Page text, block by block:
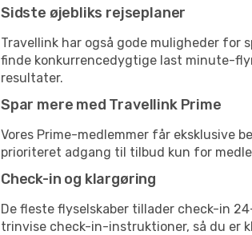
Sidste øjebliks rejseplaner
Travellink har også gode muligheder
finde konkurrencedygtige last minute-
resultater.
Spar mere med Travellink Prime
Vores Prime-medlemmer får eksklusive
prioriteret adgang til tilbud kun for
Check-in og klargøring
De fleste flyselskaber tillader check-in
trinvise check-in-instruktioner, så du er